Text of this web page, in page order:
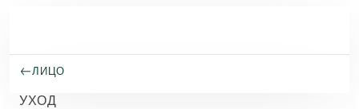
ЛИЦО
УХОД